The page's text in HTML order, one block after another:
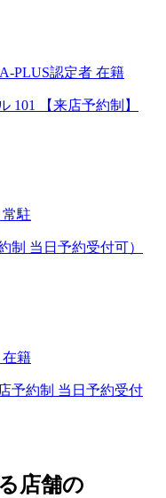
PLUS認定者 在籍
101 【来店予約制】
駐
制 当日予約受付可）
在籍
予約制 当日予約受付
店舗の